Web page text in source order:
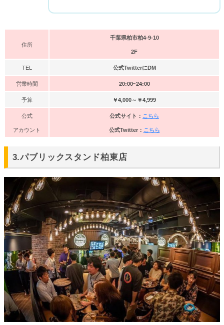
住所
千葉県柏市柏4-9-10
2F
TEL 公式TwitterにDM
営業時間 20:00~24:00
予算 ￥4,000～￥4,999
公式
アカウント
公式サイト： こちら
公式Twitter： こちら
3.パブリックスタンド柏東店